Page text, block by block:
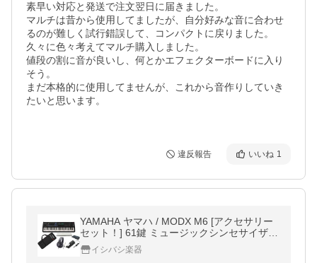
素早い対応と発送で注文翌日に届きました。
マルチは昔から使用してましたが、自分好みな音に合わせ
るのが難しく試行錯誤して、コンパクトに戻りました。
久々に色々考えてマルチ購入しました。
値段の割に音が良いし、何とかエフェクターボードに入り
そう。
まだ本格的に使用してませんが、これから音作りしていき
たいと思います。
違反報告 いいね 1
YAMAHA ヤマハ / MODX M6 [アクセサリー
セット！] 61鍵 ミュージックシンセサイザー
(MODX M)
イシバシ楽器